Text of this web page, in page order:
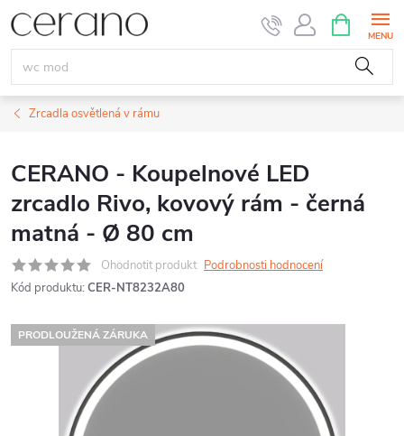
Přejít
na
obsah
NÁKUPNÍ
KOŠÍK
Zrcadla osvětlená v rámu
CERANO - Koupelnové LED
zrcadlo Rivo, kovový rám - černá
matná - Ø 80 cm
Ohodnotit produkt Podrobnosti hodnocení
Kód produktu: CER-NT8232A80
PRODLOUŽENÁ ZÁRUKA